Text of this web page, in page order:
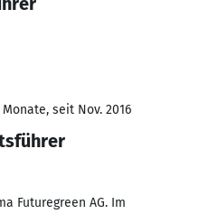
seit Nov. 2016
Futuregreen AG. Im